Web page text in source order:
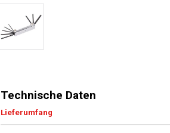
Technische Daten
Lieferumfang